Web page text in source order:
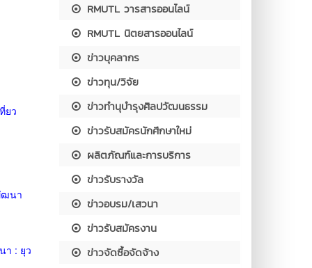
ยว
ฒนา
า : ยุว
RMUTL วารสารออนไลน์
RMUTL นิตยสารออนไลน์
ข่าวบุคลากร
ข่าวทุน/วิจัย
ข่าวทำนุบำรุงศิลปวัฒนธรรม
ข่าวรับสมัครนักศึกษาใหม่
ผลิตภัณฑ์และการบริการ
ข่าวรับรางวัล
ข่าวอบรม/เสวนา
ข่าวรับสมัครงาน
ข่าวจัดซื้อจัดจ้าง